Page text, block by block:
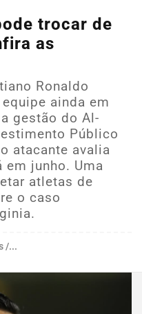
trocar de
as
Ronaldo
ainda em
gestão do Al-
Público
atacante avalia
em junho. Uma
atletas de
o caso
/...